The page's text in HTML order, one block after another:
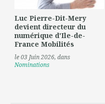
Luc Pierre-Dit-Mery
devient directeur du
numérique d'Ile-de-
France Mobilités
le 03 Juin 2026, dans
Nominations